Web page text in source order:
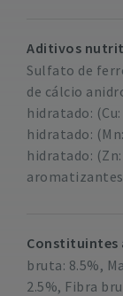
Aditivos
Sulfato de
de cálcio
hidratado:
hidratado:
hidratado: (Zn:
Constituintes
bruta: 8.5%,
2.5%, Fibra